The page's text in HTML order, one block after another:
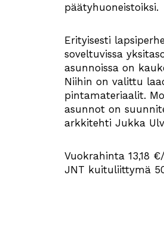
päätyhuoneistoiksi.
Erityisesti
soveltuvissa
asunnoissa on
Niihin on valittu
pintamateriaalit.
asunnot on
arkkitehti Jukka
Vuokrahinta 13,18
JNT kuituliittymä